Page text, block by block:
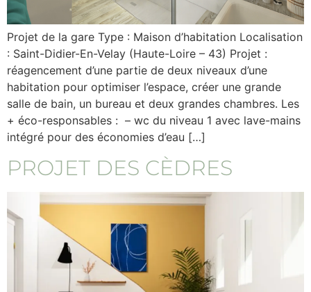
Projet de la gare Type : Maison d’habitation Localisation
: Saint-Didier-En-Velay (Haute-Loire – 43) Projet :
réagencement d’une partie de deux niveaux d’une
habitation pour optimiser l’espace, créer une grande
salle de bain, un bureau et deux grandes chambres. Les
+ éco-responsables : – wc du niveau 1 avec lave-mains
intégré pour des économies d’eau […]
PROJET DES CÈDRES